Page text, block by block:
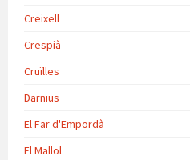
Creixell
Crespià
Cruïlles
Darnius
El Far d'Empordà
El Mallol